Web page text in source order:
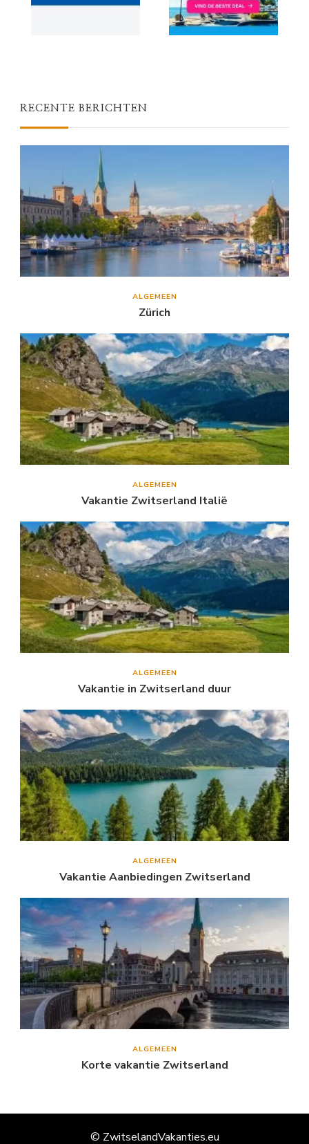
RECENTE BERICHTEN
ALGEMEEN
Zürich
ALGEMEEN
Vakantie Zwitserland Italië
ALGEMEEN
Vakantie in Zwitserland duur
ALGEMEEN
Vakantie Aanbiedingen Zwitserland
ALGEMEEN
Korte vakantie Zwitserland
© ZwitselandVakanties.eu